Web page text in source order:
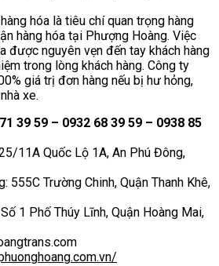
hóa là tiêu chí quan trọng hàng
hàng hóa tại Phượng Hoàng. Việc
được nguyên vẹn đến tay khách hàng
trong lòng khách hàng. Công ty
giá trị đơn hàng nếu bị hư hỏng,
xe.
39 59 – 0932 68 39 59 – 0938 85
11A Quốc Lộ 1A, An Phú Đông,
555C Trường Chinh, Quận Thanh Khê,
1 Phố Thúy Lĩnh, Quận Hoàng Mai,